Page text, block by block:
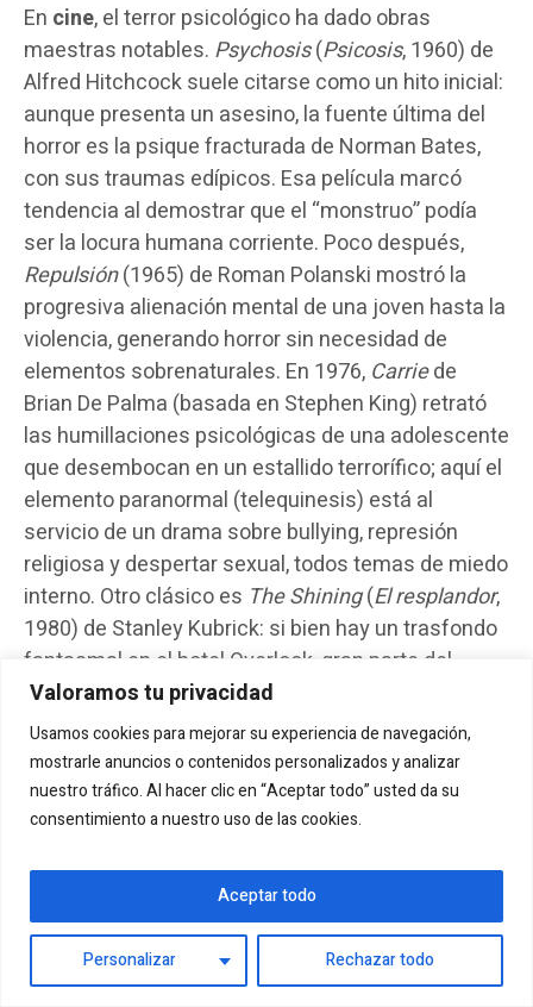
Valoramos tu privacidad
Usamos cookies para mejorar su experiencia de navegación,
mostrarle anuncios o contenidos personalizados y analizar
nuestro tráfico. Al hacer clic en “Aceptar todo” usted da su
consentimiento a nuestro uso de las cookies.
Personalizar Rechazar todo
Aceptar todo
En cine, el terror psicológico ha dado obras
maestras notables. Psychosis(Psicosis, 1960) de
Alfred Hitchcock suele citarse como un hito inicial:
aunque presenta un asesino, la fuente última del
horror es la psique fracturada de Norman Bates,
con sus traumas edípicos. Esa película marcó
tendencia al demostrar que el “monstruo” podía
ser la locura humana corriente. Poco después,
Repulsión(1965) de Roman Polanski mostró la
progresiva alienación mental de una joven hasta la
violencia, generando horror sin necesidad de
elementos sobrenaturales. En 1976, Carriede
Brian De Palma (basada en Stephen King) retrató
las humillaciones psicológicas de una adolescente
que desembocan en un estallido terrorífico; aquí el
elemento paranormal (telequinesis) está al
servicio de un drama sobre bullying, represión
religiosa y despertar sexual, todos temas de miedo
interno. Otro clásico es The Shining(El resplandor,
1980) de Stanley Kubrick: si bien hay un trasfondo
fantasmal en el hotel Overlook, gran parte del
horror proviene del deterioro mental de Jack
Torrance y el desasosiego que produce verlo
perder la cordura. Películas más recientes han
continuado esta línea:Black Swan(2010) explora
la psicosis y dualidad de una bailarina bajo presión,
para abordar el duelo y la depresión materna, y
Hereditary(2018) entrelaza elementos
sobrenaturales con la herencia de enfermedad
mental, de modo que el espectador duda qué es